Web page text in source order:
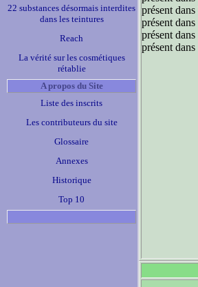
22 substances désormais interdites
dans les teintures
Reach
La vérité sur les cosmétiques
rétablie
A propos du Site
Liste des inscrits
Les contributeurs du site
Glossaire
Annexes
Historique
Top 10
présent dans
présent dans
présent dans
présent dans